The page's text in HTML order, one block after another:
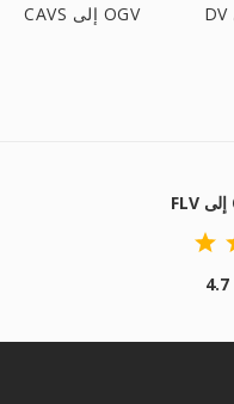
CAVS إلى OGV
4.7